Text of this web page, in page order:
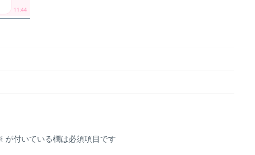
が付いている欄は必須項目です